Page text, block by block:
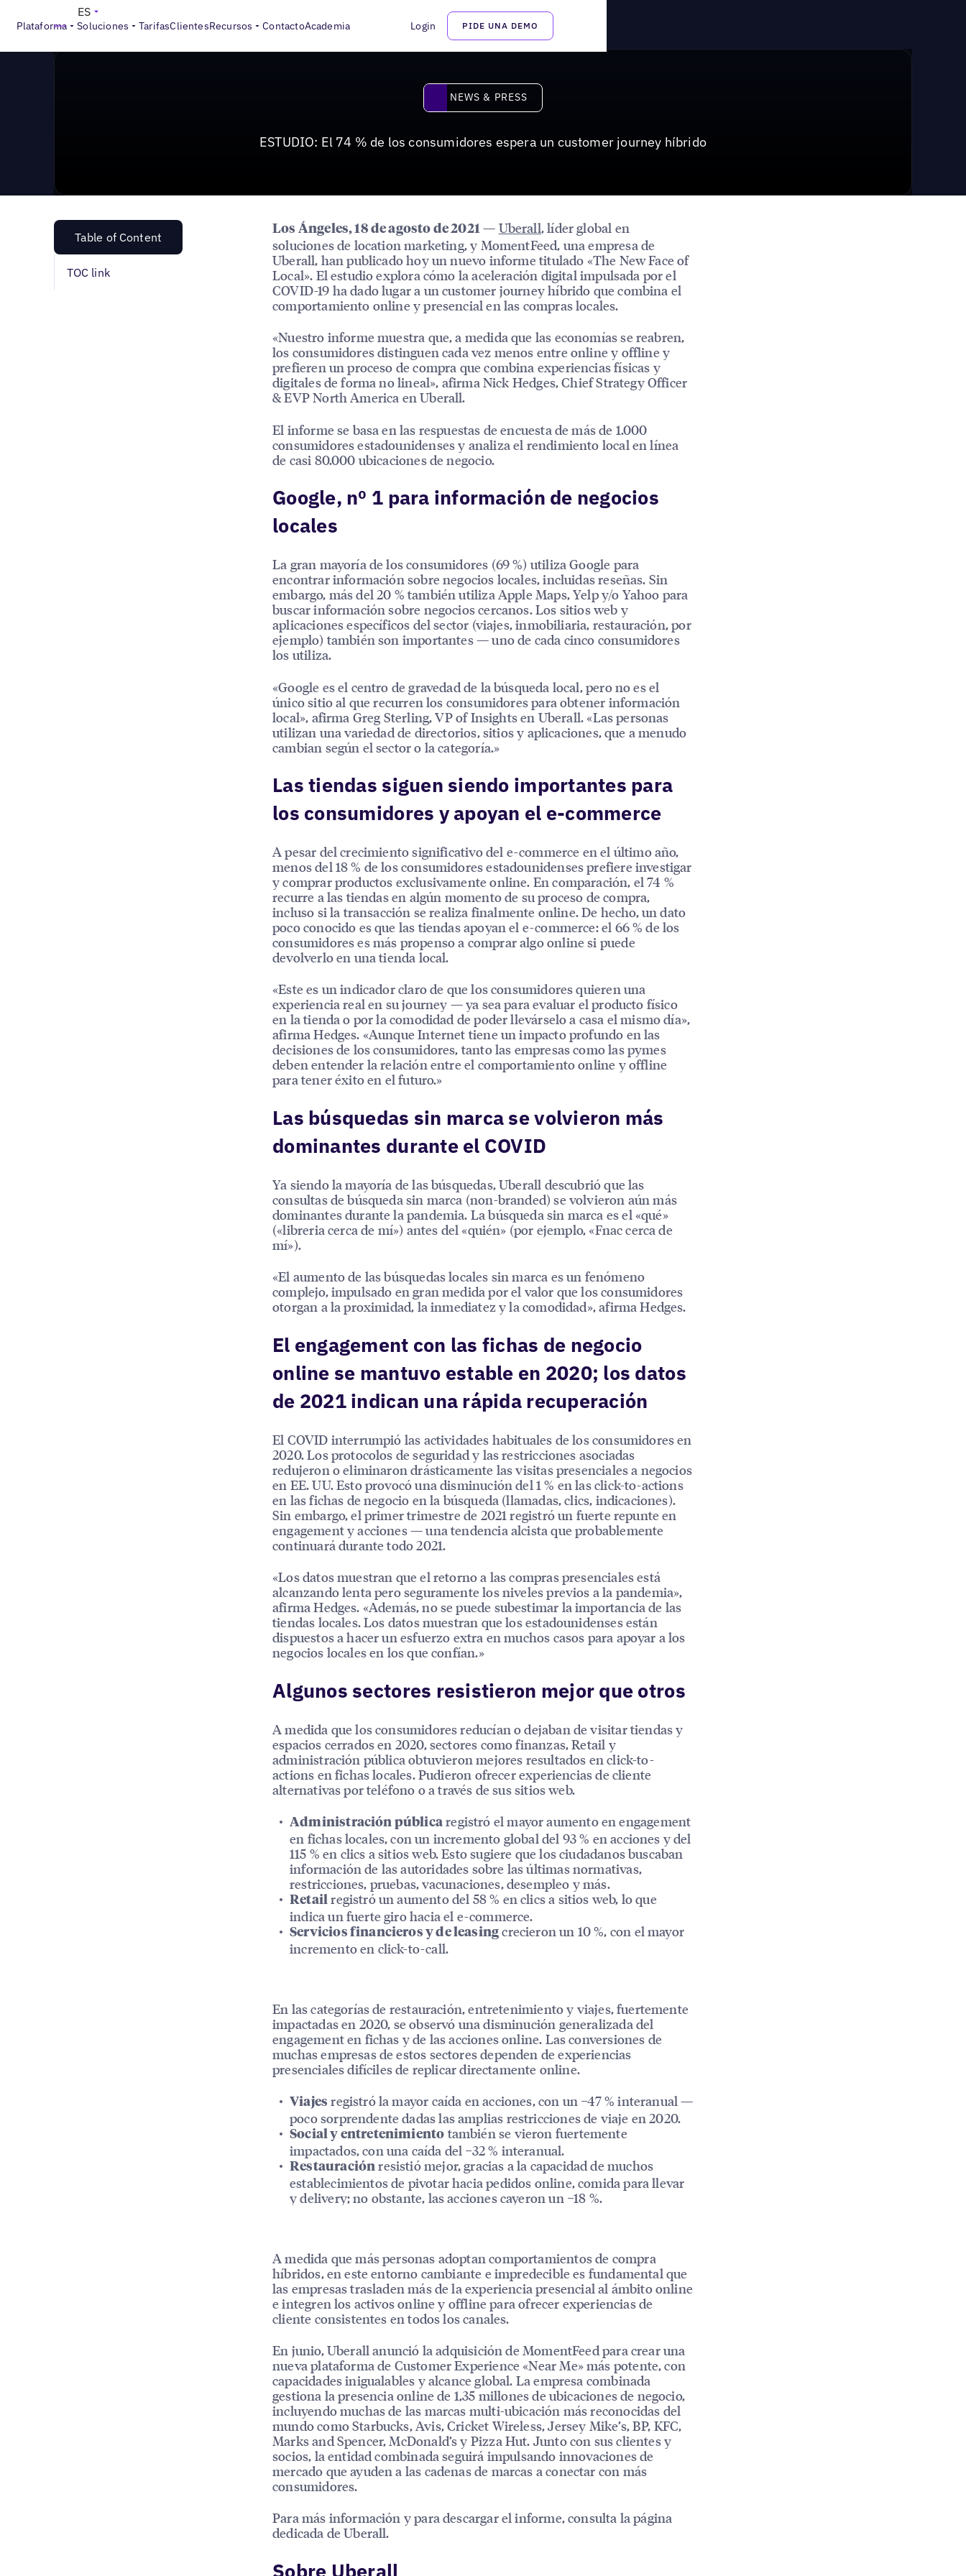
Plataforma Soluciones TarifasClientesRecursos ContactoAcademia Login PIDE UNA DEMO
ES
News & Press ESTUDIO: El 74 % de los consumidores espera un customer journey híbrido
News & Press
NEWS & PRESS
ESTUDIO: El 74 % de los consumidores espera un customer journey híbrido
Table of Content
TOC link
Los Ángeles, 18 de agosto de 2021 — Uberall, líder global en
soluciones de location marketing, y MomentFeed, una empresa de
Uberall, han publicado hoy un nuevo informe titulado «The New Face of
Local». El estudio explora cómo la aceleración digital impulsada por el
COVID-19 ha dado lugar a un customer journey híbrido que combina el
comportamiento online y presencial en las compras locales.
«Nuestro informe muestra que, a medida que las economías se reabren,
los consumidores distinguen cada vez menos entre online y offline y
prefieren un proceso de compra que combina experiencias físicas y
digitales de forma no lineal», afirma Nick Hedges, Chief Strategy Officer
& EVP North America en Uberall.
El informe se basa en las respuestas de encuesta de más de 1.000
consumidores estadounidenses y analiza el rendimiento local en línea
de casi 80.000 ubicaciones de negocio.
Google, nº 1 para información de negocios
locales
La gran mayoría de los consumidores (69 %) utiliza Google para
encontrar información sobre negocios locales, incluidas reseñas. Sin
embargo, más del 20 % también utiliza Apple Maps, Yelp y/o Yahoo para
buscar información sobre negocios cercanos. Los sitios web y
aplicaciones específicos del sector (viajes, inmobiliaria, restauración, por
ejemplo) también son importantes — uno de cada cinco consumidores
los utiliza.
«Google es el centro de gravedad de la búsqueda local, pero no es el
único sitio al que recurren los consumidores para obtener información
local», afirma Greg Sterling, VP of Insights en Uberall. «Las personas
utilizan una variedad de directorios, sitios y aplicaciones, que a menudo
cambian según el sector o la categoría.»
Las tiendas siguen siendo importantes para
los consumidores y apoyan el e-commerce
A pesar del crecimiento significativo del e-commerce en el último año,
menos del 18 % de los consumidores estadounidenses prefiere investigar
y comprar productos exclusivamente online. En comparación, el 74 %
recurre a las tiendas en algún momento de su proceso de compra,
incluso si la transacción se realiza finalmente online. De hecho, un dato
poco conocido es que las tiendas apoyan el e-commerce: el 66 % de los
consumidores es más propenso a comprar algo online si puede
devolverlo en una tienda local.
«Este es un indicador claro de que los consumidores quieren una
experiencia real en su journey — ya sea para evaluar el producto físico
en la tienda o por la comodidad de poder llevárselo a casa el mismo día»,
afirma Hedges. «Aunque Internet tiene un impacto profundo en las
decisiones de los consumidores, tanto las empresas como las pymes
deben entender la relación entre el comportamiento online y offline
para tener éxito en el futuro.»
Las búsquedas sin marca se volvieron más
dominantes durante el COVID
Ya siendo la mayoría de las búsquedas, Uberall descubrió que las
consultas de búsqueda sin marca (non-branded) se volvieron aún más
dominantes durante la pandemia. La búsqueda sin marca es el «qué»
(«libreria cerca de mí») antes del «quién» (por ejemplo, «Fnac cerca de
mí»).
«El aumento de las búsquedas locales sin marca es un fenómeno
complejo, impulsado en gran medida por el valor que los consumidores
otorgan a la proximidad, la inmediatez y la comodidad», afirma Hedges.
El engagement con las fichas de negocio
online se mantuvo estable en 2020; los datos
de 2021 indican una rápida recuperación
El COVID interrumpió las actividades habituales de los consumidores en
2020. Los protocolos de seguridad y las restricciones asociadas
redujeron o eliminaron drásticamente las visitas presenciales a negocios
en EE. UU. Esto provocó una disminución del 1 % en las click-to-actions
en las fichas de negocio en la búsqueda (llamadas, clics, indicaciones).
Sin embargo, el primer trimestre de 2021 registró un fuerte repunte en
engagement y acciones — una tendencia alcista que probablemente
continuará durante todo 2021.
«Los datos muestran que el retorno a las compras presenciales está
alcanzando lenta pero seguramente los niveles previos a la pandemia»,
afirma Hedges. «Además, no se puede subestimar la importancia de las
tiendas locales. Los datos muestran que los estadounidenses están
dispuestos a hacer un esfuerzo extra en muchos casos para apoyar a los
negocios locales en los que confían.»
Algunos sectores resistieron mejor que otros
A medida que los consumidores reducían o dejaban de visitar tiendas y
espacios cerrados en 2020, sectores como finanzas, Retail y
administración pública obtuvieron mejores resultados en click-to-
actions en fichas locales. Pudieron ofrecer experiencias de cliente
alternativas por teléfono o a través de sus sitios web.
Administración pública registró el mayor aumento en engagement
en fichas locales, con un incremento global del 93 % en acciones y del
115 % en clics a sitios web. Esto sugiere que los ciudadanos buscaban
información de las autoridades sobre las últimas normativas,
restricciones, pruebas, vacunaciones, desempleo y más.
Retail registró un aumento del 58 % en clics a sitios web, lo que
indica un fuerte giro hacia el e-commerce.
Servicios financieros y de leasing crecieron un 10 %, con el mayor
incremento en click-to-call.
En las categorías de restauración, entretenimiento y viajes, fuertemente
impactadas en 2020, se observó una disminución generalizada del
engagement en fichas y de las acciones online. Las conversiones de
muchas empresas de estos sectores dependen de experiencias
presenciales difíciles de replicar directamente online.
Viajes registró la mayor caída en acciones, con un −47 % interanual —
poco sorprendente dadas las amplias restricciones de viaje en 2020.
Social y entretenimiento también se vieron fuertemente
impactados, con una caída del −32 % interanual.
Restauración resistió mejor, gracias a la capacidad de muchos
establecimientos de pivotar hacia pedidos online, comida para llevar
y delivery; no obstante, las acciones cayeron un −18 %.
A medida que más personas adoptan comportamientos de compra
híbridos, en este entorno cambiante e impredecible es fundamental que
las empresas trasladen más de la experiencia presencial al ámbito online
e integren los activos online y offline para ofrecer experiencias de
cliente consistentes en todos los canales.
En junio, Uberall anunció la adquisición de MomentFeed para crear una
nueva plataforma de Customer Experience «Near Me» más potente, con
capacidades inigualables y alcance global. La empresa combinada
gestiona la presencia online de 1,35 millones de ubicaciones de negocio,
incluyendo muchas de las marcas multi-ubicación más reconocidas del
mundo como Starbucks, Avis, Cricket Wireless, Jersey Mike’s, BP, KFC,
Marks and Spencer, McDonald’s y Pizza Hut. Junto con sus clientes y
socios, la entidad combinada seguirá impulsando innovaciones de
mercado que ayuden a las cadenas de marcas a conectar con más
consumidores.
Para más información y para descargar el informe, consulta la página
dedicada de Uberall.
Sobre Uberall